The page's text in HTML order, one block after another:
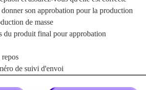
son approbation pour la production
de masse
du produit final pour approbation
repos
de suivi d'envoi